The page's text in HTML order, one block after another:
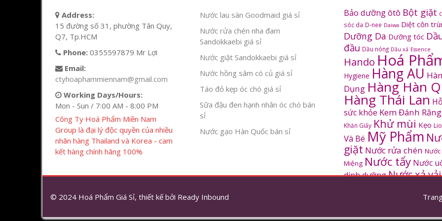
Address:
15 đường số 31, phường Tân Quy,
Q7, Tp.HCM
Phone: 0355597879 Mr Lợi
Email:
ctyhoaphammiennam@gmail.com
Working Days/Hours:
Mon - Sun / 7:00 AM - 8:00 PM
Công Ty Hoá Phẩm Miền Nam
Group là đại lý độc quyền của nhiều
nhãn hàng Thailand và Korea - cam
kết hàng chính hãng 100%
Nước lau sàn Goodmaid giá sỉ
Nước rửa chén nha đam
Sandokkaebi giá sỉ
Nước giặt Sandokkaebi giá sỉ
Nước hồng sâm có củ giá sỉ
Táo đỏ kẹp óc chó giá sỉ
Sữa đậu đen hạnh nhân óc chó bán
sỉ
Nước gạo Hàn Quốc bán sỉ
Bảo dưỡng ôtô Bột giặt
sóc da D-nee Daiwa Diệt côn
Dưỡng Da Dưỡng tóc
đầu Dầu nóng Dầu xả Essence
Hando Hoá
Hygiene Hàng AU
Dụng Hàng Hàn
Hàng Thái Lan
sức khỏe Kem Đánh Răng
Khăn Giấy Khử mùi Kẹo
Và Bé Mỹ Phẩm
giặt Nước rửa chén Nước
Miệng Nước tẩy Nước
dinh dưỡngNước xả vải
Sâm Hàn Quốc
© 2024 Hoá Phẩm Giá Sỉ, thiết kế bởi Ready Inbound